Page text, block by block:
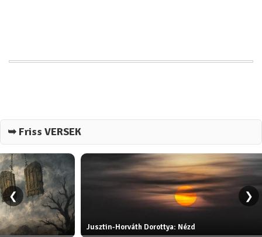
➥ Friss VERSEK
❮
Jusztin-Horváth Dorottya: Nézd
❯